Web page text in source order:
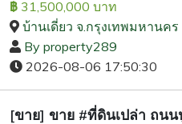
฿ 31,500,000 บาท
บ้านเดี่ยว จ.กรุงเทพมหานค
By property289
2026-08-06 17:50:30
[ขาย] ขาย #ที่ดินเปล่า ถนน